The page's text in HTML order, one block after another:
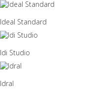
Ideal Standard
Idi Studio
Idral